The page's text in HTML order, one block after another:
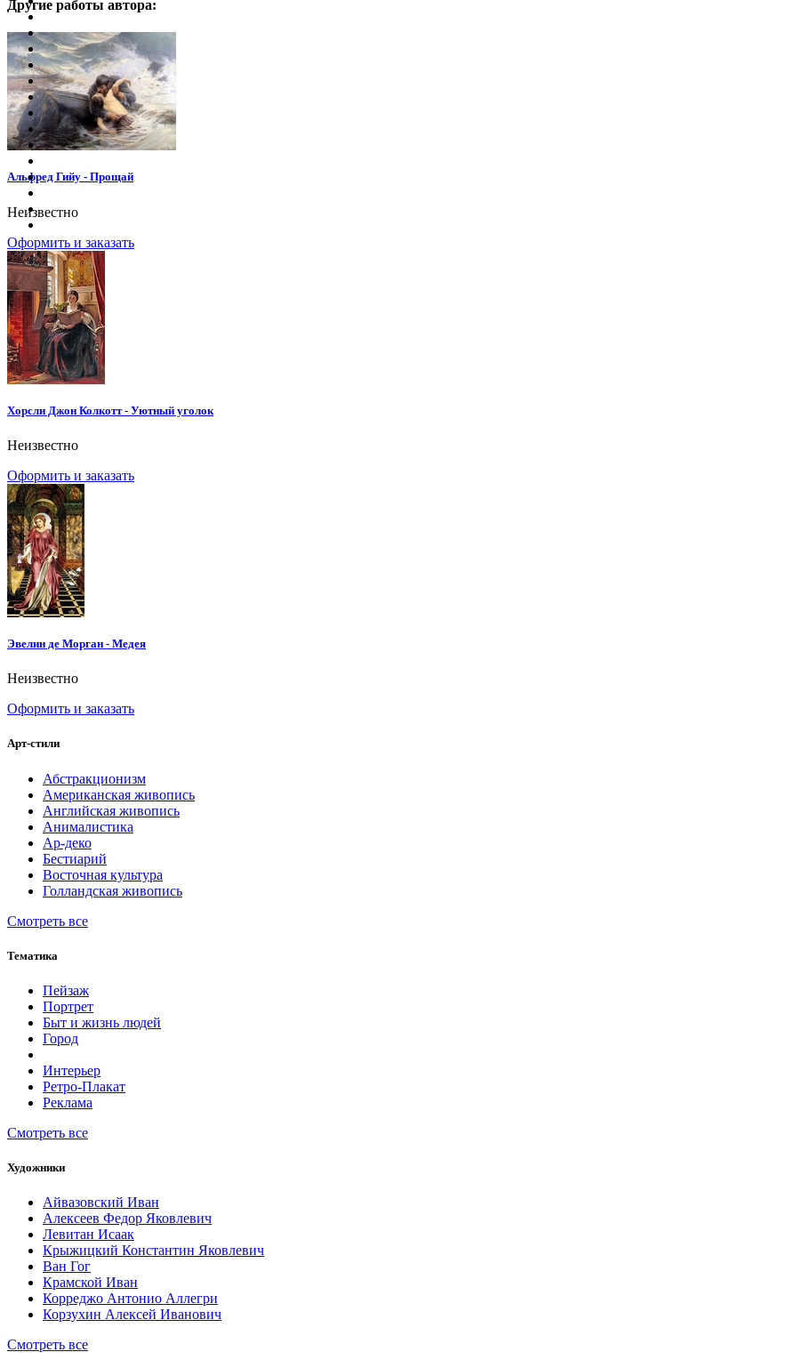
Другие работы автора:
Альфред Гийу - Прощай
Неизвестно
Оформить и заказать
Хорсли Джон Колкотт - Уютный уголок
Неизвестно
Оформить и заказать
Эвелин де Морган - Медея
Неизвестно
Оформить и заказать
Арт-стили
Абстракционизм
Американская живопись
Английская живопись
Анималистика
Ар-деко
Бестиарий
Восточная культура
Голландская живопись
Смотреть все
Тематика
Пейзаж
Портрет
Быт и жизнь людей
Город
Интерьер
Ретро-Плакат
Реклама
Смотреть все
Художники
Айвазовский Иван
Алексеев Федор Яковлевич
Левитан Исаак
Крыжицкий Константин Яковлевич
Ван Гог
Крамской Иван
Корреджо Антонио Аллегри
Корзухин Алексей Иванович
Смотреть все